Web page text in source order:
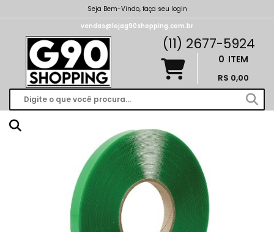
Seja Bem-Vindo, faça seu login
vendas@lojag90shopping.com.br
(11) 2677-5924
0 ITEM
R$ 0,00